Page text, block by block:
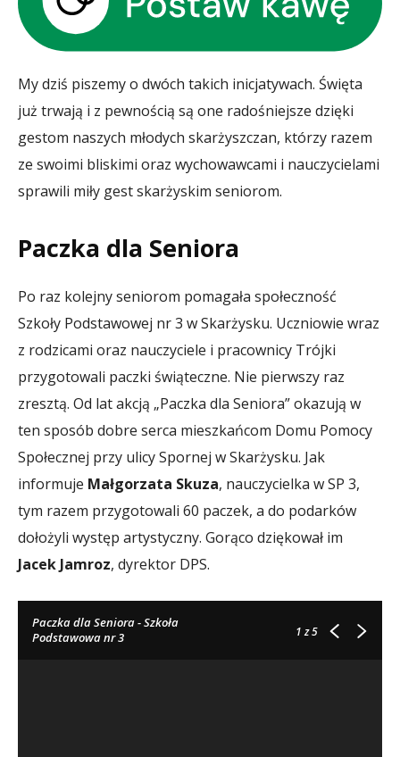
My dziś piszemy o dwóch takich inicjatywach. Święta
już trwają i z pewnością są one radośniejsze dzięki
gestom naszych młodych skarżyszczan, którzy razem
ze swoimi bliskimi oraz wychowawcami i nauczycielami
sprawili miły gest skarżyskim seniorom.
Paczka dla Seniora
Po raz kolejny seniorom pomagała społeczność
Szkoły Podstawowej nr 3 w Skarżysku. Uczniowie wraz
z rodzicami oraz nauczyciele i pracownicy Trójki
przygotowali paczki świąteczne. Nie pierwszy raz
zresztą. Od lat akcją „Paczka dla Seniora” okazują w
ten sposób dobre serca mieszkańcom Domu Pomocy
Społecznej przy ulicy Spornej w Skarżysku. Jak
informuje Małgorzata Skuza, nauczycielka w SP 3,
tym razem przygotowali 60 paczek, a do podarków
dołożyli występ artystyczny. Gorąco dziękował im
Jacek Jamroz, dyrektor DPS.
Paczka dla Seniora - Szkoła
Podstawowa nr 3
1z 5